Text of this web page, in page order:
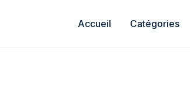
Accueil Catégories